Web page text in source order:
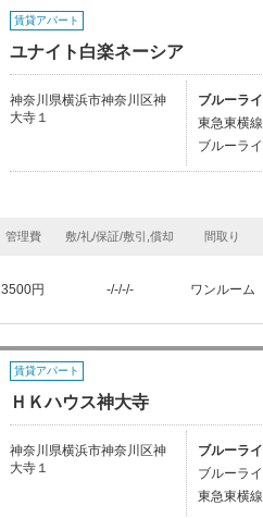
賃貸アパート
ユナイト白楽ネーシア
神奈川県横浜市神奈川区神
大寺１
ブルーラ
東急東横
ブルーラ
管理費 敷/礼/保証/敷引,償却 間取り
3500円 -/-/-/- ワンルーム
賃貸アパート
ＨＫハウス神大寺
神奈川県横浜市神奈川区神
大寺１
ブルーラ
ブルーラ
東急東横